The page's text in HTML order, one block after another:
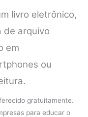
livro eletrônico,
de arquivo
em
ou
gratuitamente.
para educar o